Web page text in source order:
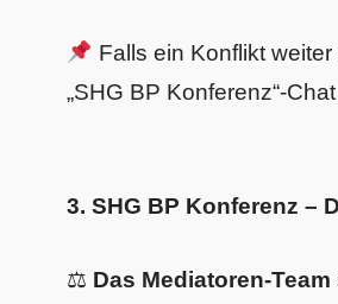
Falls ein Konflikt
„SHG BP Konferenz“-
3. SHG BP Konferenz –
⚖ Das Mediatoren-Team